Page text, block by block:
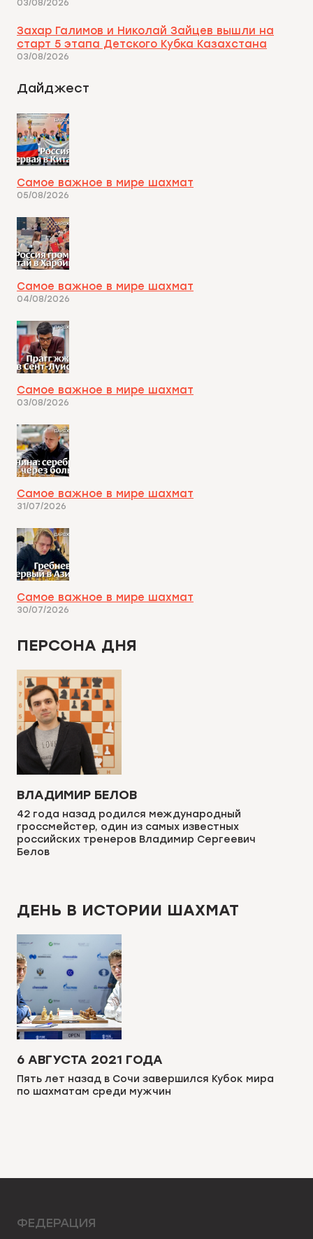
03/08/2026
Захар Галимов и Николай Зайцев вышли на
старт 5 этапа Детского Кубка Казахстана
03/08/2026
Дайджест
Самое важное в мире шахмат
05/08/2026
Самое важное в мире шахмат
04/08/2026
Самое важное в мире шахмат
03/08/2026
Самое важное в мире шахмат
31/07/2026
Самое важное в мире шахмат
30/07/2026
ПЕРСОНА ДНЯ
ВЛАДИМИР БЕЛОВ
42 года назад родился международный
гроссмейстер, один из самых известных
российских тренеров Владимир Сергеевич
Белов
ДЕНЬ В ИСТОРИИ ШАХМАТ
6 АВГУСТА 2021 ГОДА
Пять лет назад в Сочи завершился Кубок мира
по шахматам среди мужчин
ФЕДЕРАЦИЯ